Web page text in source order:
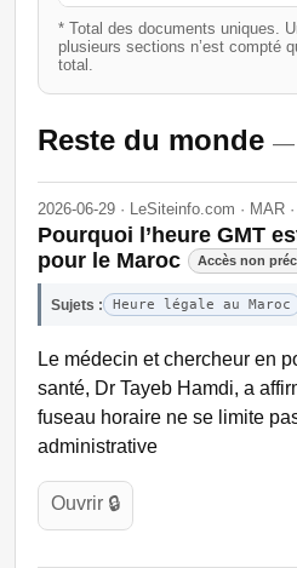
* Total des documents uniques.
plusieurs sections n’est compté
total.
Reste du monde —
2026-06-29 · LeSiteinfo.com · MAR
Pourquoi l’heure GMT
pour le Maroc
Accès non
Sujets : Heure légale au Maroc
Le médecin et chercheur en
santé, Dr Tayeb Hamdi, a
fuseau horaire ne se limite
administrative
Ouvrir 🔒